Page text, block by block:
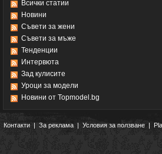
Всички статии
Новини
Съвети за жени
Съвети за мъже
Тенденции
Интервюта
Зад кулисите
Уроци за модели
Новини от Topmodel.bg
Контакти|За реклама | Условия за ползване |